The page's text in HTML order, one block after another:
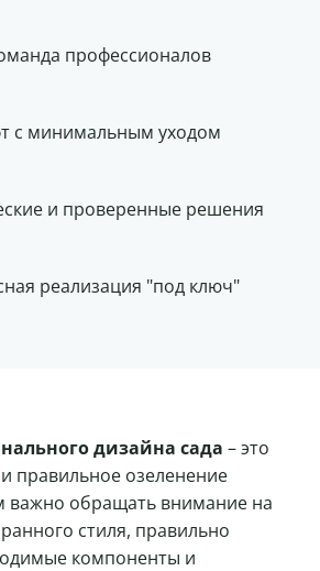
профессионалов
с минимальным уходом
и проверенные решения
реализация "под ключ"
дизайна сада – это
правильное озеленение
важно обращать внимание на
стиля, правильно
компоненты и